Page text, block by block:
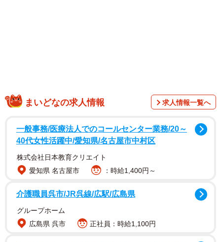
まいどなの求人情報 求人情報一覧へ
一般事務/医療法人でのコールセンター業務/20～
40代女性活躍中/愛知県/名古屋市中村区
株式会社日本教育クリエイト
愛知県 名古屋市
：時給1,400円～
介護職員呉市/JR呉線/広駅/広島県
グループホーム
広島県 呉市
正社員：時給1,100円